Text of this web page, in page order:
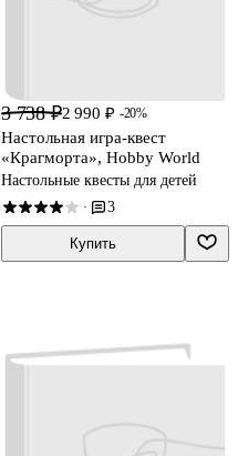
3 738 ₽2 990 ₽ -20%
Настольная игра-квест
«Крагморта», Hobby World
Настольные квесты для детей
· 3
Купить